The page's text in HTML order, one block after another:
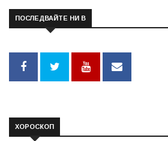
ПОСЛЕДВАЙТЕ НИ В
ХОРОСКОП